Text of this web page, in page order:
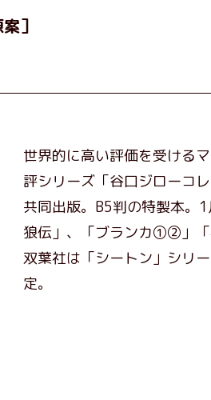
］
世界的に高い評価を受ける
評シリーズ「谷口ジローコ
共同出版。B5判の特製本。
狼伝」、「ブランカ①②」
双葉社は「シートン」シリ
定。